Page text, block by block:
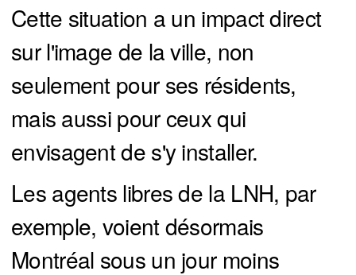
Cette situation a un impact direct
sur l'image de la ville, non
seulement pour ses résidents,
mais aussi pour ceux qui
envisagent de s'y installer.
Les agents libres de la LNH, par
exemple, voient désormais
Montréal sous un jour moins